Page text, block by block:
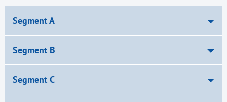
Segment A
Segment B
Segment C